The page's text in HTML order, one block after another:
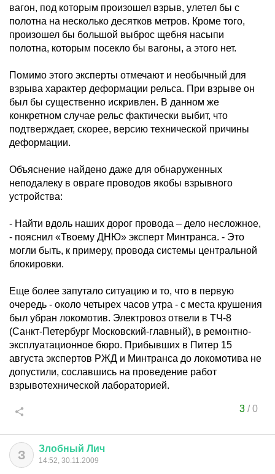
вагон, под которым произошел взрыв, улетел бы с
полотна на несколько десятков метров. Кроме того,
произошел бы большой выброс щебня насыпи
полотна, которым посекло бы вагоны, а этого нет.
Помимо этого эксперты отмечают и необычный для
взрыва характер деформации рельса. При взрыве он
был бы существенно искривлен. В данном же
конкретном случае рельс фактически выбит, что
подтверждает, скорее, версию технической причины
деформации.
Объяснение найдено даже для обнаруженных
неподалеку в овраге проводов якобы взрывного
устройства:
- Найти вдоль наших дорог провода – дело несложное,
- пояснил «Твоему ДНЮ» эксперт Минтранса. - Это
могли быть, к примеру, провода системы центральной
блокировки.
Еще более запутало ситуацию и то, что в первую
очередь - около четырех часов утра - с места крушения
был убран локомотив. Электровоз отвели в ТЧ-8
(Санкт-Петербург Московский-главный), в ремонтно-
эксплуатационное бюро. Прибывших в Питер 15
августа экспертов РЖД и Минтранса до локомотива не
допустили, сославшись на проведение работ
взрывотехнической лабораторией.
3/0
З Злобный Лич
14:52, 30.11.2009